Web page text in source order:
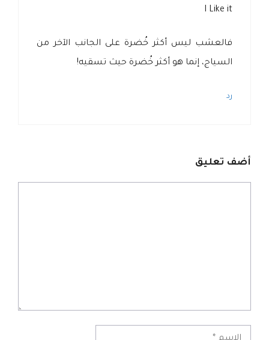
I Like it
فالعشب ليس أكثر خُضرة على الجانب الآخر من
السياج، إنما هو أكثر خُضرة حيث تسقيه!
رد
أضف تعليق
الاسم